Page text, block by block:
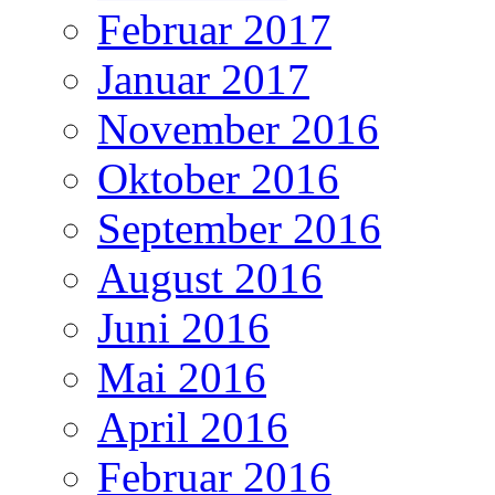
Februar 2017
Januar 2017
November 2016
Oktober 2016
September 2016
August 2016
Juni 2016
Mai 2016
April 2016
Februar 2016